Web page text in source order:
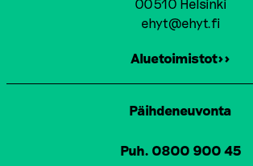
ehyt@ehyt.fi
Aluetoimistot>>
Päihdeneuvonta
Puh. 0800 900 45